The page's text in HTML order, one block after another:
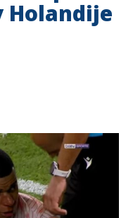
Holandije